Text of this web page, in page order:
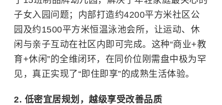
子女入园问题；内部打造约4200平方米社区公
园及约1500平方米恒温泳池会所，让运动、休
闲与亲子互动在社区内即可完成。这种“商业+教
育+休闲”的全维闭环，在同价位刚需盘中极为罕
见，真正实现了“即住即享”的成熟生活体验。
2. 低密宜居规划，越级享受改善品质